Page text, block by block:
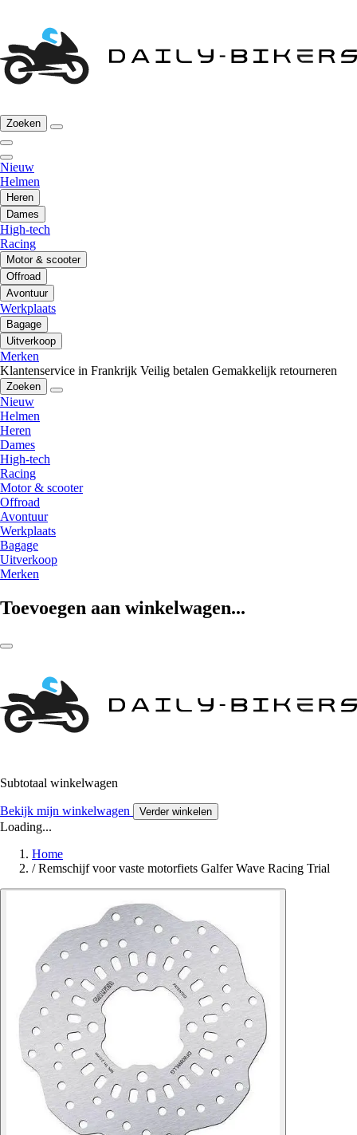
Zoeken
Nieuw
Helmen
Heren
Dames
High-tech
Racing
Motor & scooter
Offroad
Avontuur
Werkplaats
Bagage
Uitverkoop
Merken
Klantenservice in Frankrijk Veilig betalen Gemakkelijk retourneren
Zoeken
Nieuw
Helmen
Heren
Dames
High-tech
Racing
Motor & scooter
Offroad
Avontuur
Werkplaats
Bagage
Uitverkoop
Merken
Toevoegen aan winkelwagen...
Subtotaal winkelwagen
Bekijk mijn winkelwagen Verder winkelen
Loading...
Home
/ Remschijf voor vaste motorfiets Galfer Wave Racing Trial